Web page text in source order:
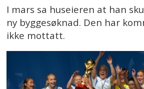
I mars sa huseieren at han
ny byggesøknad. Den har
ikke mottatt.